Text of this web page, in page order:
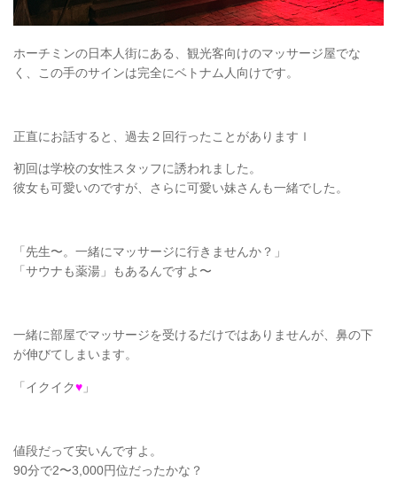
ホーチミンの日本人街にある、観光客向けのマッサージ屋でな
く、この手のサインは完全にベトナム人向けです。
正直にお話すると、過去２回行ったことがありますｌ
初回は学校の女性スタッフに誘われました。
彼女も可愛いのですが、さらに可愛い妹さんも一緒でした。
「先生〜。一緒にマッサージに行きませんか？」
「サウナも薬湯」もあるんですよ〜
一緒に部屋でマッサージを受けるだけではありませんが、鼻の下
が伸びてしまいます。
「イクイク♥ 」
値段だって安いんですよ。
90分で2〜3,000円位だったかな？